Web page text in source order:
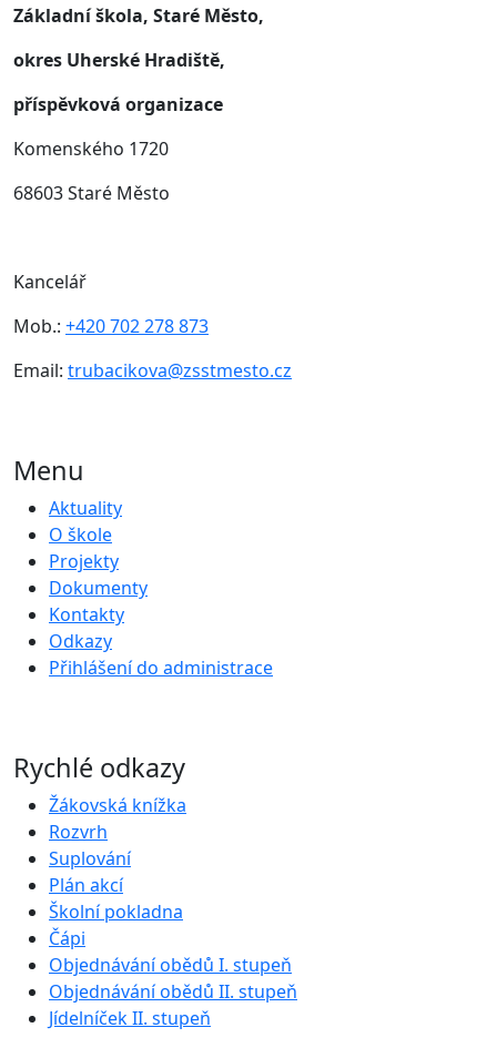
Základní škola, Staré Město,
okres Uherské Hradiště,
příspěvková organizace
Komenského 1720
68603 Staré Město
Kancelář
Mob.: +420 702 278 873
Email: trubacikova@zsstmesto.cz
Menu
Aktuality
O škole
Projekty
Dokumenty
Kontakty
Odkazy
Přihlášení do administrace
Rychlé odkazy
Žákovská knížka
Rozvrh
Suplování
Plán akcí
Školní pokladna
Čápi
Objednávání obědů I. stupeň
Objednávání obědů II. stupeň
Jídelníček II. stupeň